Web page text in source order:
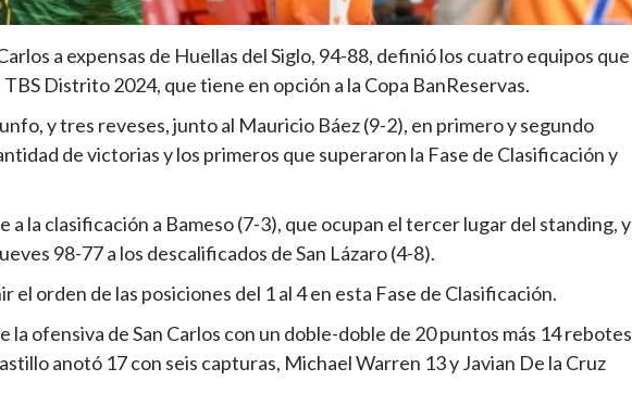
a expensas de Huellas del Siglo, 94-88, definió los cuatro equipos que
Distrito 2024, que tiene en opción a la Copa BanReservas.
y tres reveses, junto al Mauricio Báez (9-2), en primero y segundo
de victorias y los primeros que superaron la Fase de Clasificación y
la clasificación a Bameso (7-3), que ocupan el tercer lugar del standing, y
98-77 a los descalificados de San Lázaro (4-8).
el orden de las posiciones del 1 al 4 en esta Fase de Clasificación.
ofensiva de San Carlos con un doble-doble de 20 puntos más 14 rebotes
anotó 17 con seis capturas, Michael Warren 13 y Javian De la Cruz